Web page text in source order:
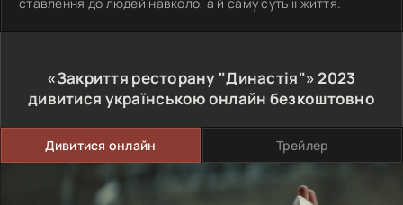
«Закриття ресторану "Династія"»2023
дивитися українською онлайн безкоштовно
Дивитися онлайн Трейлер